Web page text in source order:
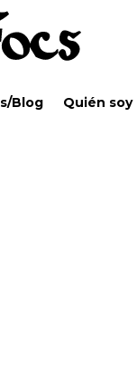
Blog Quién soy